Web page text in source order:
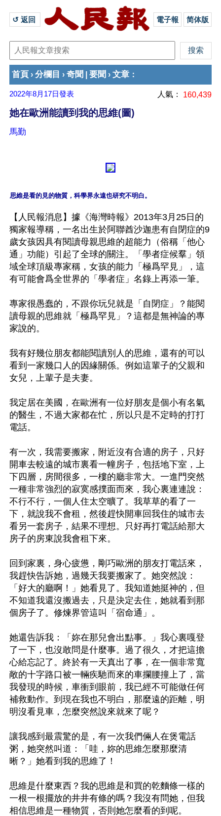
↺ 返回 電子報 简体版
首頁 › 分欄目 › 奇聞 要聞 › 文章 ：
2022年8月17日發表 人氣： 160,439
她在歐洲能讀到我的思維(圖)
馬勤
【人民報消息】據《海灣時報》2013年3月25日的
獨家報導稱，一名出生於阿聯酋沙迦患有自閉症的9
歲女孩因具有閱讀母親思維的超能力（俗稱「他心
通」功能）引起了全球的關注。「學者症候羣」領
域全球頂級專家稱，女孩的能力「極爲罕見」，這
有可能會爲全世界的「學者症」名錄上再添一筆。
專家很愚蠢的，不跟你玩兒就是「自閉症」？能閱
讀母親的思維就「極爲罕見」？這都是無神論的專
家說的。
我有好幾位朋友都能閱讀別人的思維，還有的可以
看到一家幾口人的因緣關係。例如這輩子的父親和
女兒，上輩子是夫妻。
我定居在美國，在歐洲有一位好朋友是個小有名氣
的醫生，不過大家都在忙，所以只是不定時的打打
電話。
有一次，我需要搬家，附近沒有合適的房子，只好
開車去較遠的城市裏看一幢房子，包括地下室，上
下四層，房間很多，一樓的廳非常大。一進門突然
一種非常強烈的寂寞感撲面而來，我心裏連連說：
不行不行，一個人住太空曠了。我草草的看了一
下，就說我不會租，然後趕快開車回我住的城市去
看另一套房子，結果不理想。只好再打電話給那大
房子的房東說我會租下來。
回到家裏，身心疲憊，剛巧歐洲的朋友打電話來，
我趕快告訴她，過幾天我要搬家了。她突然說：
「好大的廳啊！」她看見了。我知道她挺神的，但
不知道我還沒搬過去，只是決定去住，她就看到那
個房子了。修煉界管這叫「宿命通」。
她還告訴我：「妳在那兒會出點事。」我心裏嘎登
了一下，也沒敢問是什麼事。過了很久，才把這擔
心給忘記了。終於有一天真出了事，在一個非常寬
敞的十字路口被一輛疾馳而來的車攔腰撞上了，當
我發現的時候，車衝到眼前，我已經不可能做任何
補救動作。到現在我也不明白，那麼遠的距離，明
明沒看見車，怎麼突然說來就來了呢？
讓我感到最震驚的是，有一次我們倆人在煲電話
粥，她突然叫道：「哇，妳的思維怎麼那麼清
晰？」她看到我的思維了！
思維是什麼東西？我的思維是和買的乾麵條一樣的
一根一根擺放的井井有條的嗎？我沒有問她，但我
相信思維是一種物質，否則她怎麼看的到呢。